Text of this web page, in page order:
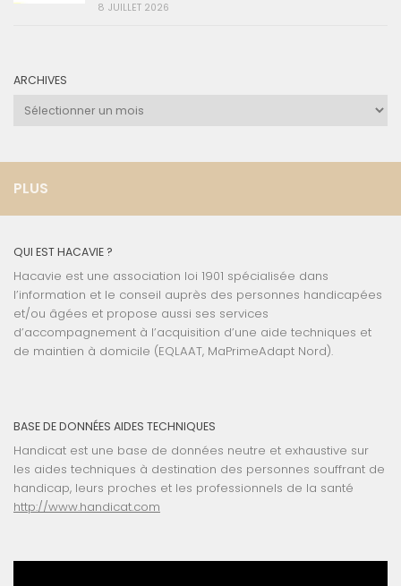
8 JUILLET 2026
ARCHIVES
Archives
PLUS
QUI EST HACAVIE ?
Hacavie est une association loi 1901 spécialisée dans
l’information et le conseil auprès des personnes handicapées
et/ou âgées et propose aussi ses services
d’accompagnement à l’acquisition d’une aide techniques et
de maintien à domicile (EQLAAT, MaPrimeAdapt Nord).
BASE DE DONNÉES AIDES TECHNIQUES
Handicat est une base de données neutre et exhaustive sur
les aides techniques à destination des personnes souffrant de
handicap, leurs proches et les professionnels de la santé
http://www.handicat.com